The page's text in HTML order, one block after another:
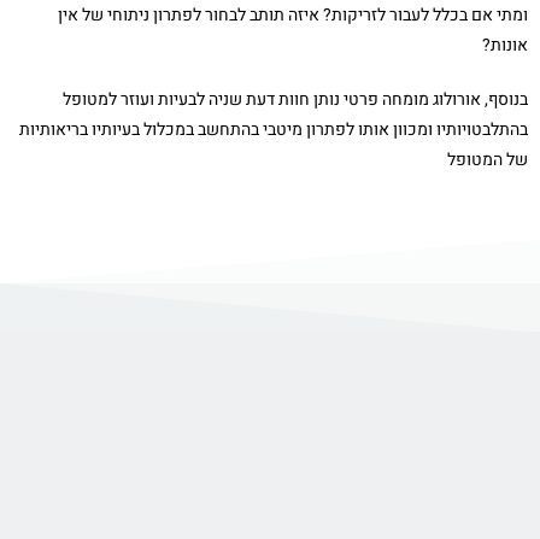
ומתי אם בכלל לעבור לזריקות? איזה תותב לבחור לפתרון ניתוחי של אין
אונות?
בנוסף, אורולוג מומחה פרטי נותן חוות דעת שניה לבעיות ועוזר למטופל
בהתלבטויותיו ומכוון אותו לפתרון מיטבי בהתחשב במכלול בעיותיו בריאותיות
של המטופל